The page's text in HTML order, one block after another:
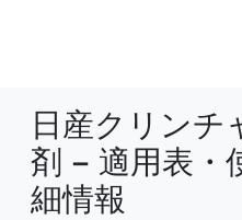
日産クリンチ
剤 − 適用表・
細情報